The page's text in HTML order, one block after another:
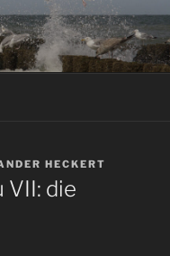
HECKERT
VII: die